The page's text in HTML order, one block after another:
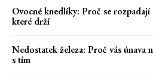
Ovocné knedlíky: Proč se
které drží
Nedostatek železa: Proč vás únava
s tím